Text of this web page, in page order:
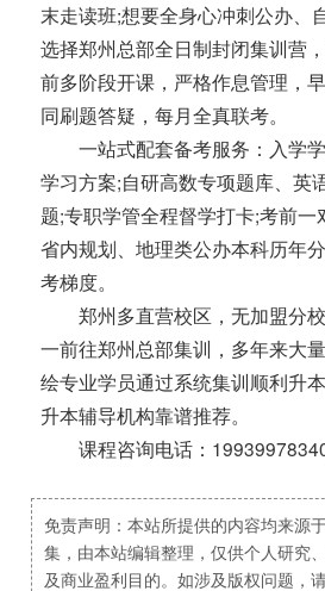
末走读班;想要全身心冲刺公办、
选择郑州总部全日制封闭集训营
前多阶段开课，严格作息管理，
同刷题答疑，每月全真联考。
一站式配套备考服务：入学学
学习方案;自研高数专项题库、英
题;专职学管全程督学打卡;考前一
省内规划、地理类公办本科历年
考梯度。
郑州多直营校区，无加盟分校
一前往郑州总部集训，多年来大
绘专业学员通过系统集训顺利升
升本辅导机构靠谱推荐。
课程咨询电话：
免责声明：本站所提供的内容均来源
集，由本站编辑整理，仅供个人研究
及商业盈利目的。如涉及版权问题，